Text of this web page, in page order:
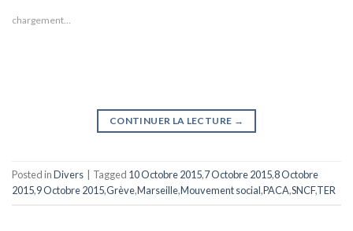
chargement…
CONTINUER LA LECTURE →
Posted inDivers Tagged 10 Octobre 2015,7 Octobre 2015,8 Octobre
2015,9 Octobre 2015,Grève,Marseille,Mouvement social,PACA,SNCF,TER